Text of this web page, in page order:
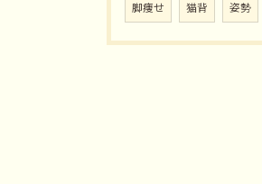
脚痩せ 猫背 姿勢